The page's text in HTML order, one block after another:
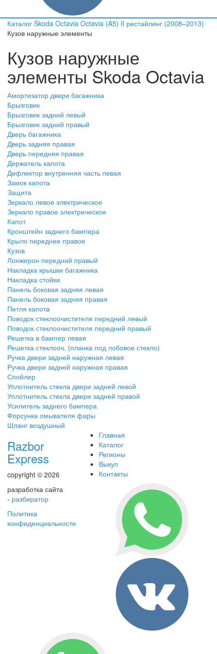
Каталог Skoda Octavia Octavia (A5) II рестайлинг (2008–2013)
Кузов наружные элементы
Кузов наружные
элементы Skoda Octavia
Амортизатор двери багажника
Брызговик
Брызговик задний левый
Брызговик задний правый
Дверь багажника
Дверь задняя правая
Дверь передняя правая
Держатель капота
Дефлектор внутренняя часть левая
Замок капота
Защита
Зеркало левое электрическое
Зеркало правое электрическое
Капот
Кронштейн заднего бампера
Крыло переднее правое
Кузов
Лонжерон передний правый
Накладка крышки багажника
Накладка стойки
Панель боковая задняя левая
Панель боковая задняя правая
Петля капота
Поводок стеклоочистителя передний левый
Поводок стеклоочистителя передний правый
Решетка в бампер левая
Решетка стеклооч. (планка под лобовое стекло)
Ручка двери задней наружная левая
Ручка двери задней наружная правая
Спойлер
Уплотнитель стекла двери задней левой
Уплотнитель стекла двери задней правой
Усилитель заднего бампера
Форсунка омывателя фары
Шланг воздушный
Razbor
Express
copyright © 2026
разработка сайта
- разбиратор
Политика
конфиденциальности
Главная
Каталог
Регионы
Выкуп
Контакты